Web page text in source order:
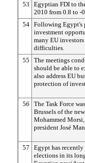
53
Egyptian FDI to
2010 from 0.8 to -
54 Following Egypt's
investment
many EU
difficulties.
55
The meetings
should be able to
also address EU
protection of
56
The Task Force
Brussels of the
Mohammed
president José
57
Egypt has
elections in its